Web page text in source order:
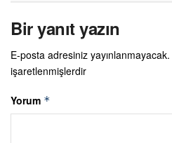
Bir yanıt yazın
E-posta adresiniz yayınlanmayacak.
işaretlenmişlerdir
Yorum *